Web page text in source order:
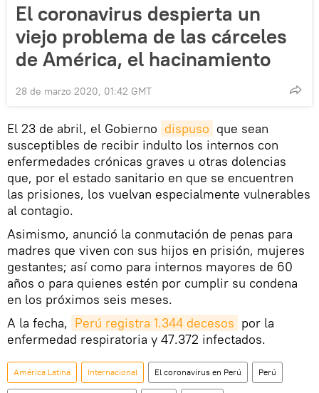
El coronavirus despierta un
viejo problema de las cárceles
de América, el hacinamiento
28 de marzo 2020, 01:42 GMT
El 23 de abril, el Gobierno dispuso que sean
susceptibles de recibir indulto los internos con
enfermedades crónicas graves u otras dolencias
que, por el estado sanitario en que se encuentren
las prisiones, los vuelvan especialmente vulnerables
al contagio.
Asimismo, anunció la conmutación de penas para
madres que viven con sus hijos en prisión, mujeres
gestantes; así como para internos mayores de 60
años o para quienes estén por cumplir su condena
en los próximos seis meses.
A la fecha, Perú registra 1.344 decesos por la
enfermedad respiratoria y 47.372 infectados.
América Latina Internacional El coronavirus en Perú Perú